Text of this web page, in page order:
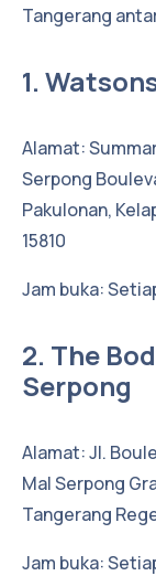
Tangerang
1.
Alamat:
Serpong
Pakulonan,
15810
Jam buka:
2. The
Serpong
Alamat: Jl.
Mal Serpong
Tangerang
Jam buka: